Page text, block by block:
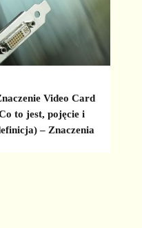
Video Card
to jest, pojęcie i
– Znaczenia